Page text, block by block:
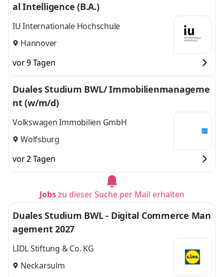
al Intelligence (B.A.)
IU Internationale Hochschule
Hannover
vor 9 Tagen
Duales Studium BWL/ Immobilienmanageme
nt (w/m/d)
Volkswagen Immobilien GmbH
Wolfsburg
vor 2 Tagen
Jobszu dieser Suche per Mail erhalten
Duales Studium BWL - Digital Commerce Man
agement 2027
LIDL Stiftung & Co. KG
Neckarsulm